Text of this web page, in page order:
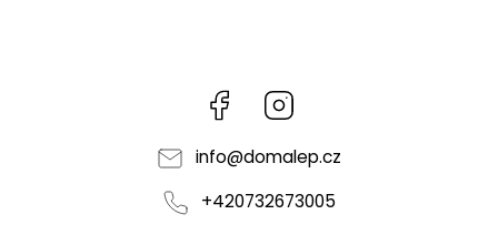
Facebook
info@domalep.cz
+420732673005